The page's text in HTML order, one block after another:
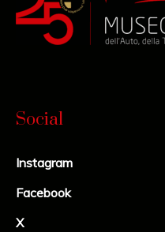
Social
Instagram
Facebook
X